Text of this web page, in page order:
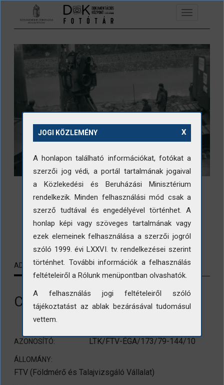
Ugrás a tartalomra
Toggle
navigation
LETÖLTÉS
ADATLAP KAPCSOLÓDÓ TARTALMAK
Cölöpözés a Sió csatornánál.
AZONOSÍTÓ: LTK/FTV-ÉGA/173/79-144/10
ÁLLOMÁNY:
FTV (Földmérő és Talajvizsgáló Vállalat)
X
JOGI KÖZLEMÉNY
A honlapon található információkat, fotókat a
szerzői jog védi, a portál tartalmának jogaival
a Közlekedési és Beruházási Minisztérium
rendelkezik. Minden felhasználási mód csak a
szerző tudtával és engedélyével történhet. A
honlap képi vagy szöveges tartalmának vagy
ezek elemeinek felhasználása a szerzői jogról
szóló 1999. évi LXXVI. tv. rendelkezései szerint
történhet. További információk a felhasználás
feltételeiről a Rólunk menüpontban olvashatók.
A felhasználás jogi feltételeiről szóló
tájékoztatást az ablak bezárásával tudomásul
vettem.